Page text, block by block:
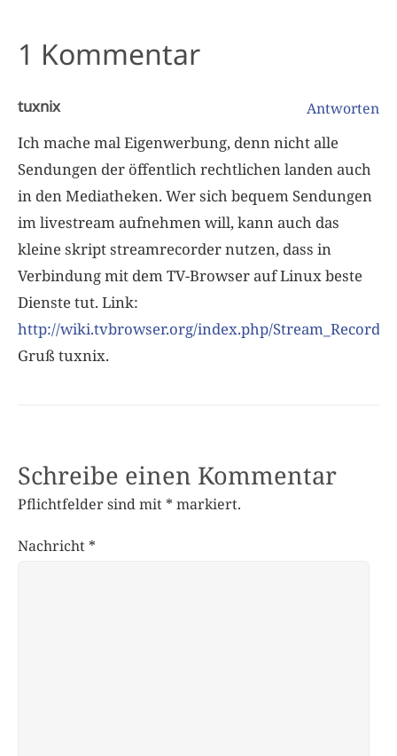
1 Kommentar
tuxnix Antworten
Ich mache mal Eigenwerbung, denn nicht alle
Sendungen der öffentlich rechtlichen landen auch
in den Mediatheken. Wer sich bequem Sendungen
im livestream aufnehmen will, kann auch das
kleine skript streamrecorder nutzen, dass in
Verbindung mit dem TV-Browser auf Linux beste
Dienste tut. Link:
http://wiki.tvbrowser.org/index.php/Stream_Recorder
Gruß tuxnix.
Schreibe einen Kommentar
Pflichtfelder sind mit * markiert.
Nachricht *